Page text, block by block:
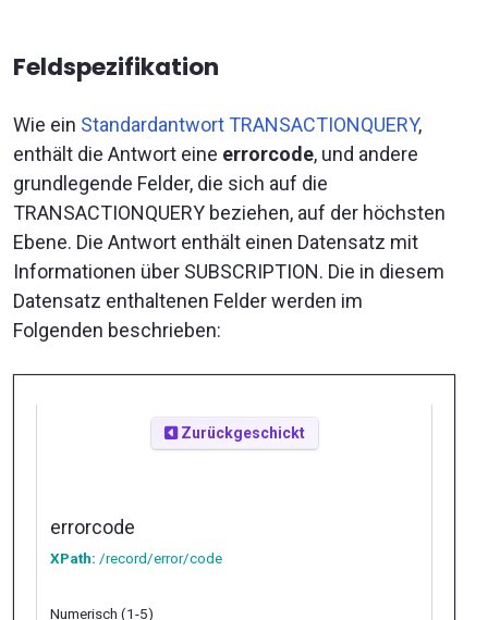
Feldspezifikation
Wie ein Standardantwort TRANSACTIONQUERY,
enthält die Antwort eine errorcode, und andere
grundlegende Felder, die sich auf die
TRANSACTIONQUERY beziehen, auf der höchsten
Ebene. Die Antwort enthält einen Datensatz mit
Informationen über SUBSCRIPTION. Die in diesem
Datensatz enthaltenen Felder werden im
Folgenden beschrieben:
Zurückgeschickt
errorcode
XPath: /record/error/code
Numerisch (1-5)